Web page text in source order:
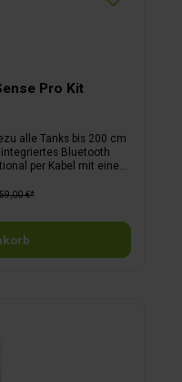
Pro Kit
alle Tanks bis 200 cm
Bluetooth
per Kabel mit einem
werden
– 30 V DC benötigt.
Schwarzwassertanksfür
Sensoren können
werden Fernzugriff
€*